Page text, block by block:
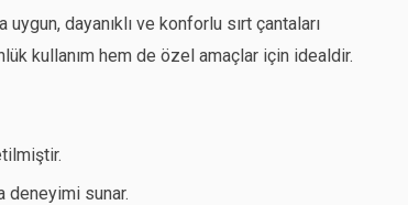
dayanıklı ve konforlu sırt çantaları
kullanım hem de özel amaçlar için idealdir.
deneyimi sunar.